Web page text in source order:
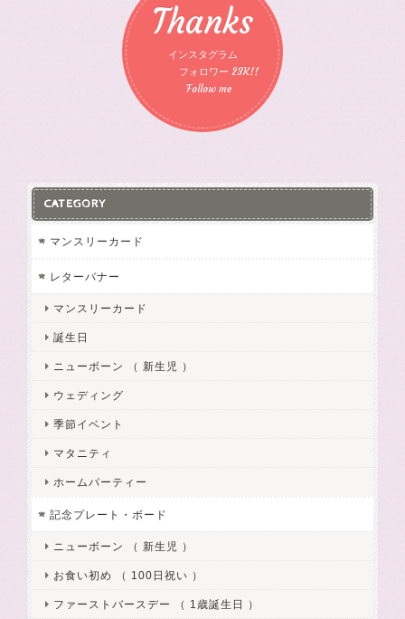
Thanks
インスタグラム
フォロワー 23K!!
Follow me
CATEGORY
マンスリーカード
レターバナー
マンスリーカード
誕生日
ニューボーン （ 新生児 ）
ウェディング
季節イベント
マタニティ
ホームパーティー
記念プレート・ボード
ニューボーン （ 新生児 ）
お食い初め （ 100日祝い ）
ファーストバースデー （ 1歳誕生日 ）